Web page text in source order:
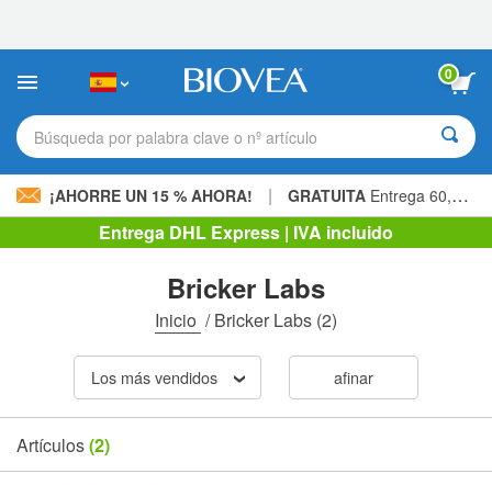
sitio
incluye
sistema
de
0
Búsqueda por palabra clave o nº artículo
¡AHORRE UN 15 % AHORA! | GRATUITA Entrega 60,00 € »
Entrega DHL Express | IVA incluido
Bricker Labs
Inicio /Bricker Labs (2)
Los más vendidos afinar
Artículos(2)